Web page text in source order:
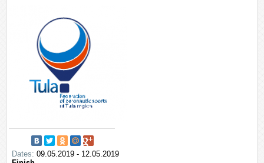
Dates: 09.05.2019 - 12.05.2019